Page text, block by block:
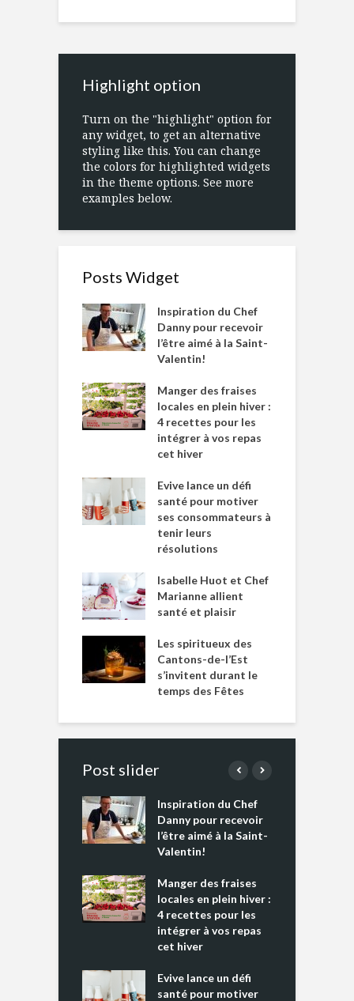
Highlight option
Turn on the "highlight" option for
any widget, to get an alternative
styling like this. You can change
the colors for highlighted widgets
in the theme options. See more
examples below.
Posts Widget
Inspiration du Chef
Danny pour recevoir
l’être aimé à la Saint-
Valentin!
Manger des fraises
locales en plein hiver :
4 recettes pour les
intégrer à vos repas
cet hiver
Evive lance un défi
santé pour motiver
ses consommateurs à
tenir leurs
résolutions
Isabelle Huot et Chef
Marianne allient
santé et plaisir
Les spiritueux des
Cantons-de-l’Est
s’invitent durant le
temps des Fêtes
Post slider
Inspiration du Chef
Danny pour recevoir
l’être aimé à la Saint-
Valentin!
Manger des fraises
locales en plein hiver :
4 recettes pour les
intégrer à vos repas
cet hiver
Evive lance un défi
santé pour motiver